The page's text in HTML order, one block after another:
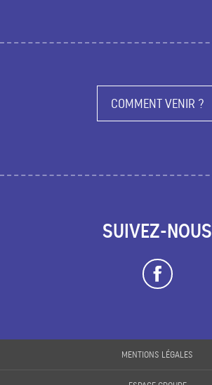
COMMENT VENIR ?
SUIVEZ-NOUS
MENTIONS LÉGALES